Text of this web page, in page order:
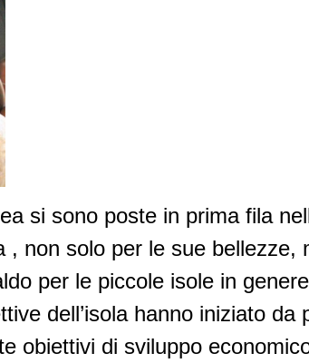
si sono poste in prima fila
non solo per le sue bellezze,
per le piccole isole in
dell’isola hanno iniziato da
obiettivi di sviluppo